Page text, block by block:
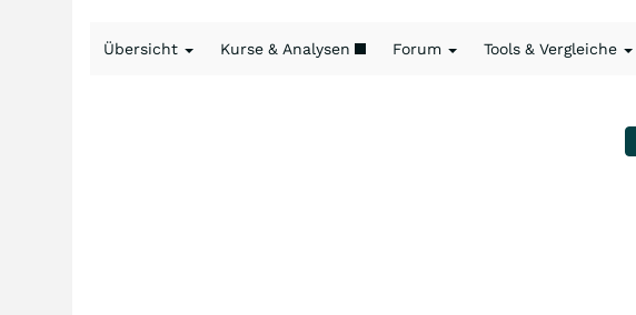
Übersicht Kurse & Analysen Forum Tools & Vergleiche